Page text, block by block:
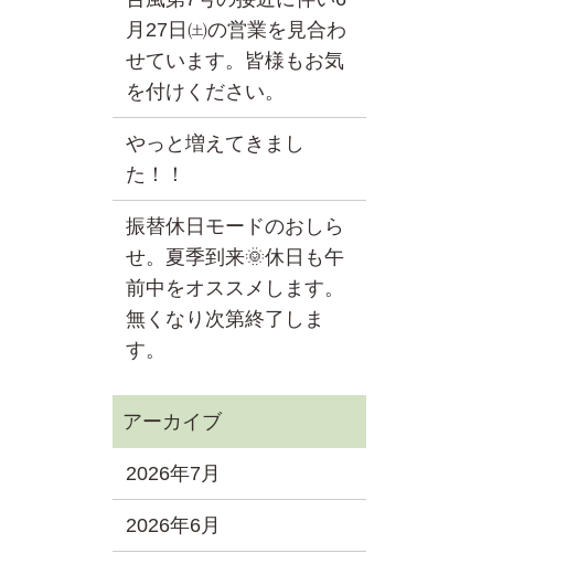
月27日㈯の営業を見合わ
せています。皆様もお気
を付けください。
やっと増えてきまし
た！！
振替休日モードのおしら
せ。夏季到来🌞休日も午
前中をオススメします。
無くなり次第終了しま
す。
2026年7月
2026年6月